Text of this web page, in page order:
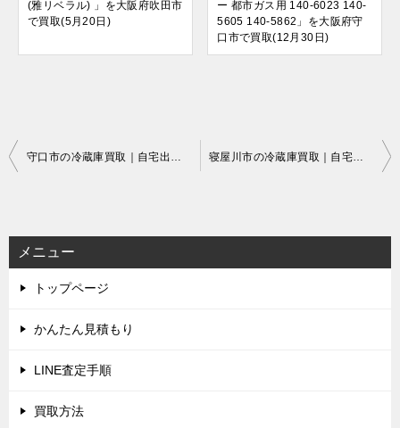
(雅リベラル) 」を大阪府吹田市
で買取(5月20日)
ー 都市ガス用 140-6023 140-
5605 140-5862」を大阪府守
口市で買取(12月30日)
投
ビ
ゲ
ー
シ
守口市の冷蔵庫買取｜自宅出張でラクラク即現金 寝屋川市の冷蔵庫買取｜自宅出張でラクラク即現金
メニュー
トップページ
かんたん見積もり
LINE査定手順
買取方法